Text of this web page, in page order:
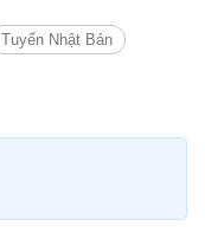
Tuyển Nhật Bản